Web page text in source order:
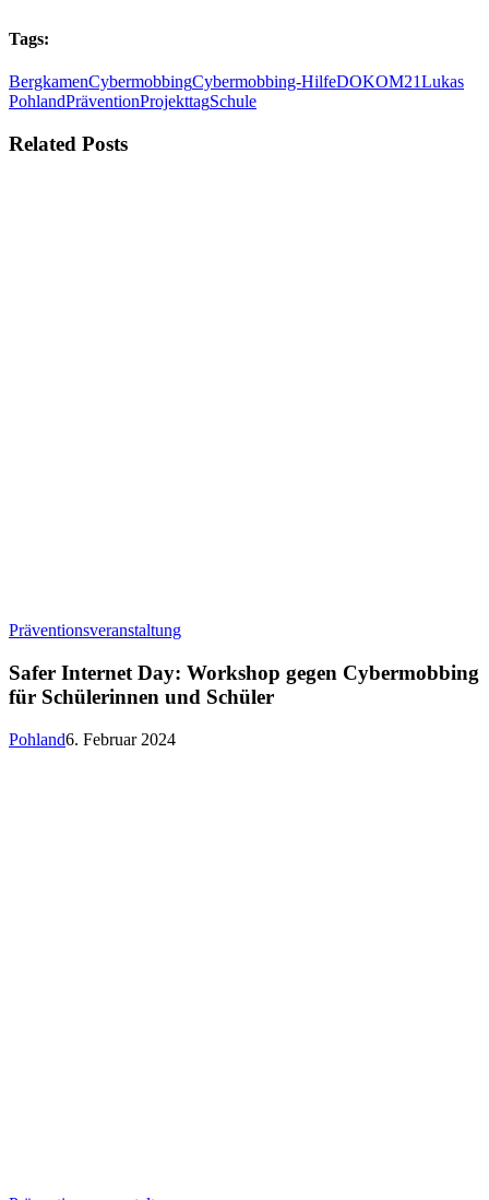
Tags:
BergkamenCybermobbingCybermobbing-HilfeDOKOM21Lukas
PohlandPräventionProjekttagSchule
Related Posts
PräventionsveranstaltungSafer
Day:
Workshop
gegen
Safer Internet Day: Workshop gegen Cybermobbing
für Schülerinnen und Schüler
Pohland6. Februar 2024